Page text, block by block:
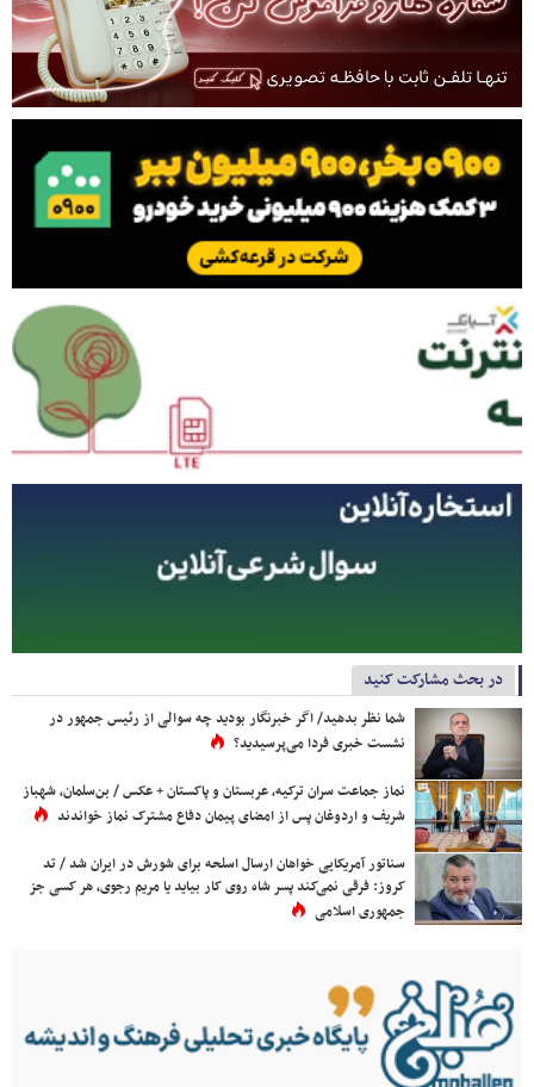
در بحث مشارکت کنید
شما نظر بدهید/ اگر خبرنگار بودید چه سوالی از رئیس جمهور در
نشست خبری فردا می‌پرسیدید؟
نماز جماعت سران ترکیه، عربستان و پاکستان + عکس / بن‌سلمان، شهباز
شریف و اردوغان پس از امضای پیمان دفاع مشترک نماز خواندند
سناتور آمریکایی خواهان ارسال اسلحه برای شورش در ایران شد / تد
کروز: فرقی نمی‌کند پسر شاه روی کار بیاید یا مریم رجوی، هر کسی جز
جمهوری اسلامی